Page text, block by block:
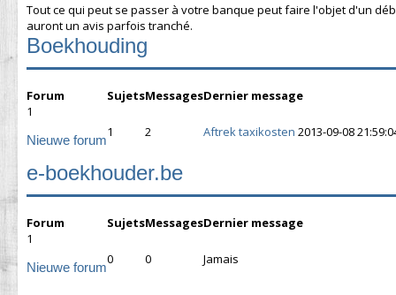
Tout ce qui peut se passer à votre banque peut faire l'objet d'un
auront un avis parfois tranché.
Boekhouding
Forum SujetsMessagesDernier message
1
Nieuwe forum
1 2 Aftrek taxikosten 2013-09-08
e-boekhouder.be
Forum SujetsMessagesDernier message
1
Nieuwe forum
0 0 Jamais